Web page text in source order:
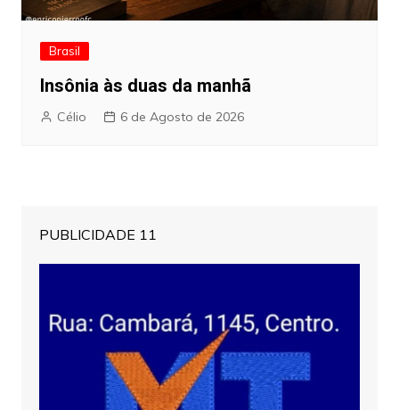
Brasil
Insônia às duas da manhã
Célio 6 de Agosto de 2026
PUBLICIDADE 11